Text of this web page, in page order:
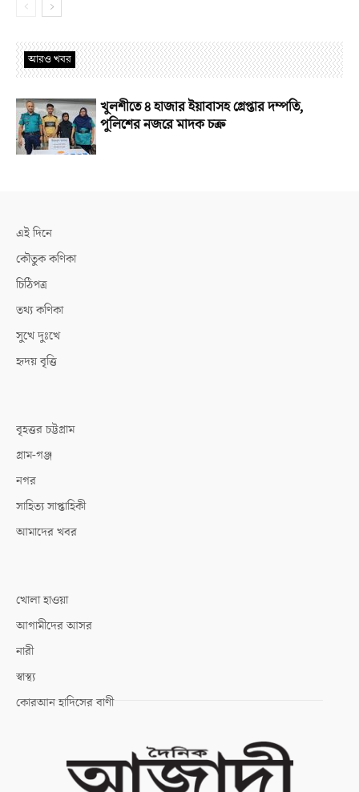
আরও খবর
খুলশীতে ৪ হাজার ইয়াবাসহ গ্রেপ্তার দম্পতি,
পুলিশের নজরে মাদক চক্র
এই দিনে
কৌতুক কণিকা
চিঠিপত্র
তথ্য কণিকা
সুখে দুঃখে
হৃদয় বৃত্তি
বৃহত্তর চট্টগ্রাম
গ্রাম-গঞ্জ
নগর
সাহিত্য সাপ্তাহিকী
আমাদের খবর
খোলা হাওয়া
আগামীদের আসর
নারী
স্বাস্থ্য
কোরআন হাদিসের বাণী